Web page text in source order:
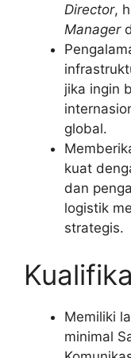
Director,
Manager
jika ingin
global.
kuat
dan
logistik
strategis.
Memiliki
minimal